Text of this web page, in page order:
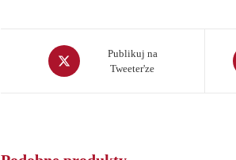
Opens
in
Publikuj na
Tweeter'ze